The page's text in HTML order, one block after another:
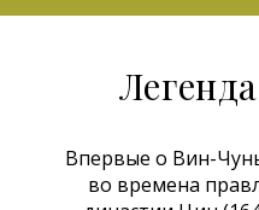
Впервые о Вин-
во времена